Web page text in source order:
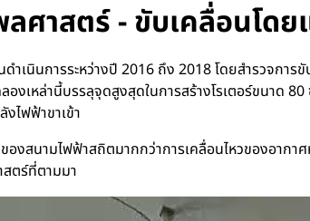
ศาสตร์ - ขับเคลื่อนโด
เนินการระหว่างปี 2016 ถึง 2018 โดยสำรวจกา
งเหล่านี้บรรลุจุดสูงสุดในการสร้างโรเตอร์ขนาด
ไฟฟ้าขาเข้า
สนามไฟฟ้าสถิตมากกว่าการเคลื่อนไหวของอากา
ตร์ที่ตามมา